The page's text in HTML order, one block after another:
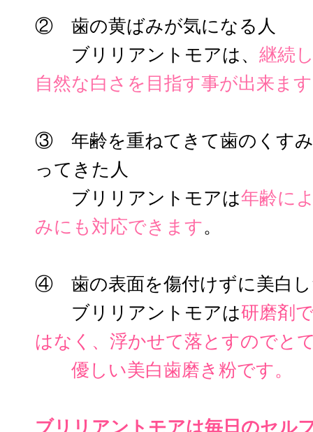
② 歯の黄ばみが気になる人
ブリリアントモアは、 継続
自然な白さを目指す事が出来ます
③ 年齢を重ねてきて歯のくす
ってきた人
ブリリアントモアは年齢に
みにも対応できます。
④ 歯の表面を傷付けずに美白
ブリリアントモアは研磨剤
はなく、浮かせて落とすのでと
優しい美白歯磨き粉です。
ブリリアントモアは毎日のセル